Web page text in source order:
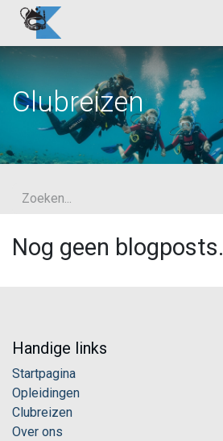
Overslaan naar inhoud
Clubreizen
Nog geen blogposts.
Handige links
Startpagina
Opleidingen
Clubreizen
Over ons